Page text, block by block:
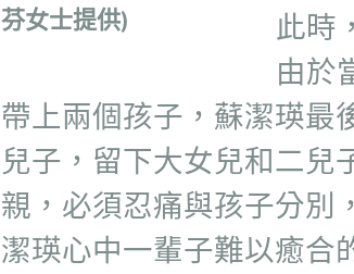
芬女士提供)
此時
由於
帶上兩個孩子，蘇潔瑛最
兒子，留下大女兒和二兒
親，必須忍痛與孩子分別
潔瑛心中一輩子難以癒合